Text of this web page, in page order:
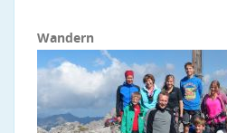
Wandern